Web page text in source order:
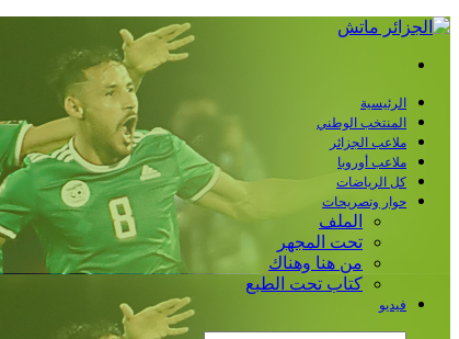
الرئيسية
المنتخب الوطني
ملاعب الجزائر
ملاعب أوروبا
كل الرياضات
حوار وتصريحات
الملف
تحت المجهر
من هنا وهناك
كتاب تحت الطبع
فيديو